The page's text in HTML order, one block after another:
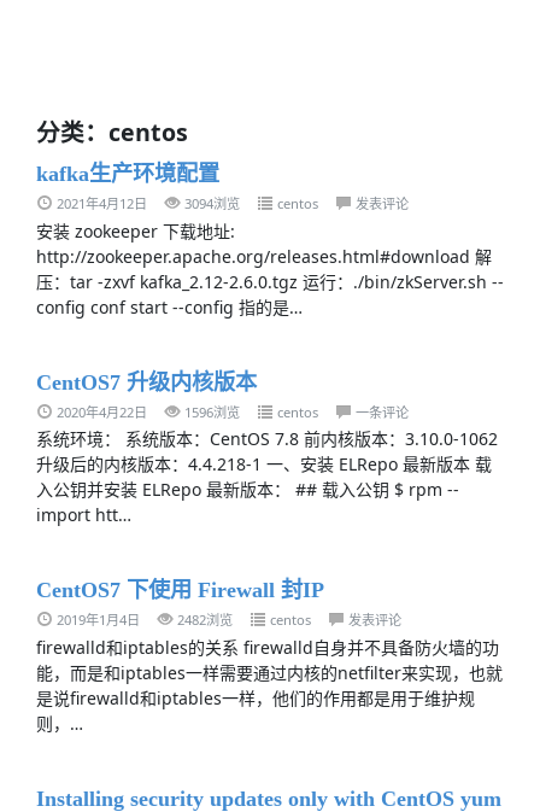
分类：centos
kafka生产环境配置
2021年4月12日 3094浏览 centos 发表评论
安装 zookeeper 下载地址:
http://zookeeper.apache.org/releases.html#download 解
压：tar -zxvf kafka_2.12-2.6.0.tgz 运行：./bin/zkServer.sh --
config conf start --config 指的是…
CentOS7 升级内核版本
2020年4月22日 1596浏览 centos 一条评论
系统环境： 系统版本：CentOS 7.8 前内核版本：3.10.0-1062
升级后的内核版本：4.4.218-1 一、安装 ELRepo 最新版本 载
入公钥并安装 ELRepo 最新版本： ## 载入公钥 $ rpm --
import htt…
CentOS7 下使用 Firewall 封IP
2019年1月4日 2482浏览 centos 发表评论
firewalld和iptables的关系 firewalld自身并不具备防火墙的功
能，而是和iptables一样需要通过内核的netfilter来实现，也就
是说firewalld和iptables一样，他们的作用都是用于维护规
则，…
Installing security updates only with CentOS yum